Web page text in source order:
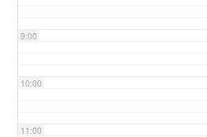
9:00
10:00
11:00